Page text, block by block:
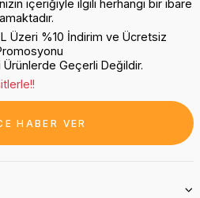
içeriğiyle ilgili herhangi bir ibare
Üzeri %10 İndirim ve Ücretsiz
Ürünlerde Geçerli Değildir.
HABER VER